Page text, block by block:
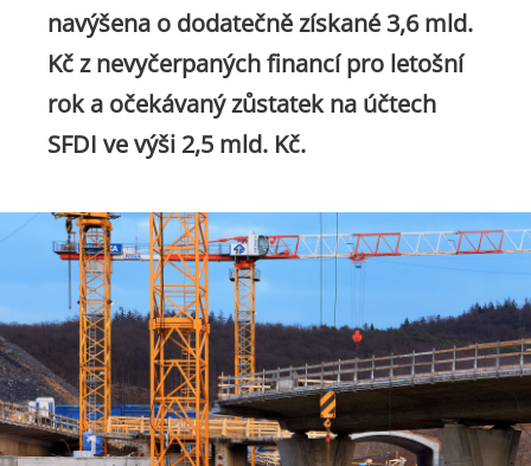
navýšena o dodatečně získané 3,6 mld.
Kč z nevyčerpaných financí pro letošní
rok a očekávaný zůstatek na účtech
SFDI ve výši 2,5 mld. Kč.